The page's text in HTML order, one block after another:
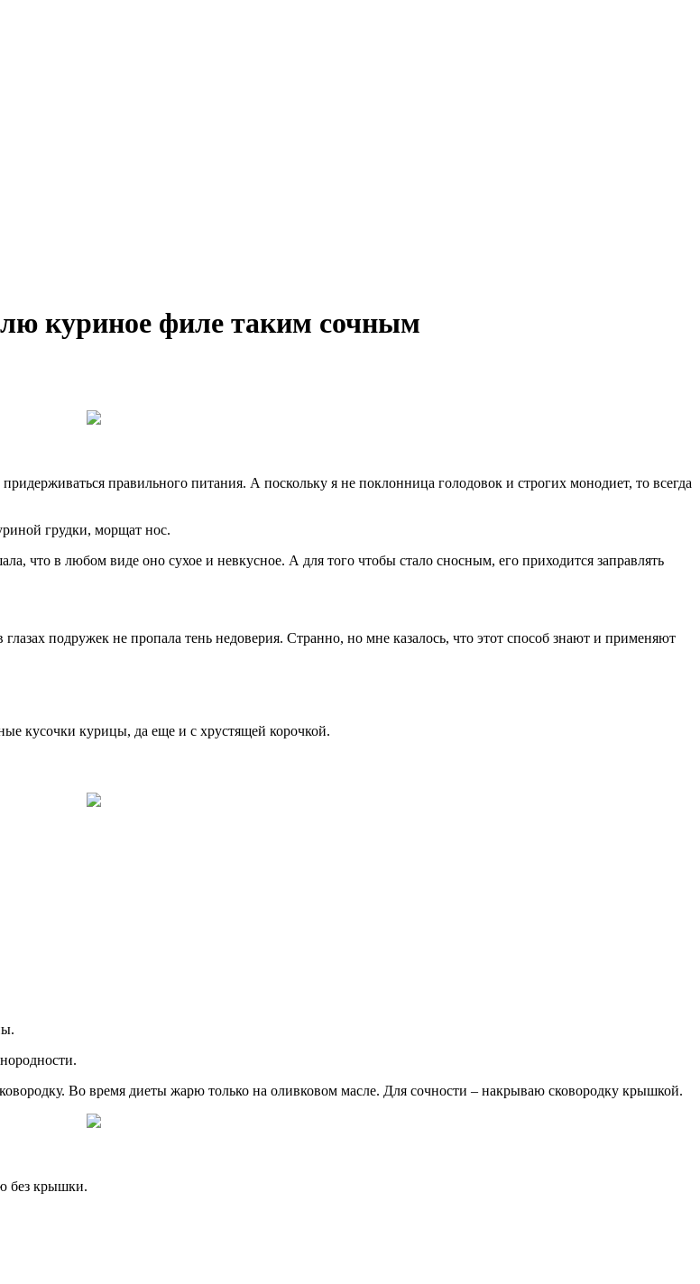
куриное филе таким сочным
правильного питания. А поскольку я не поклонница голодовок и строгих монодиет, то всегда
грудки, морщат нос.
что в любом виде оно сухое и невкусное. А для того чтобы стало сносным, его приходится заправлять
подружек не пропала тень недоверия. Странно, но мне казалось, что этот способ знают и применяют
кусочки курицы, да еще и с хрустящей корочкой.
Во время диеты жарю только на оливковом масле. Для сочности – накрываю сковородку крышкой.
без крышки.